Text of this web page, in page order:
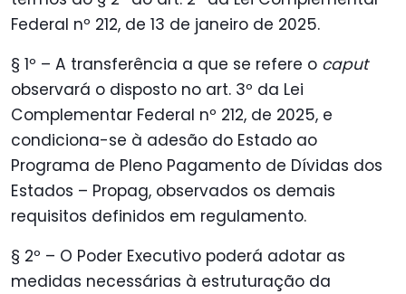
Federal nº 212, de 13 de janeiro de 2025.
§ 1º – A transferência a que se refere o caput
observará o disposto no art. 3º da Lei
Complementar Federal nº 212, de 2025, e
condiciona-se à adesão do Estado ao
Programa de Pleno Pagamento de Dívidas dos
Estados – Propag, observados os demais
requisitos definidos em regulamento.
§ 2º – O Poder Executivo poderá adotar as
medidas necessárias à estruturação da